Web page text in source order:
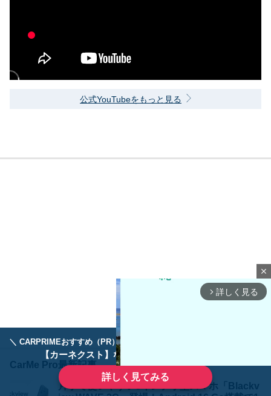
＼ CARPRIMEおすすめ（PR） ／
【カーネクスト】ならどんなクルマも高価買取
詳しく見てみる
公式YouTubeをもっと見る
CarMe Pro最新記事
片手で使いやすい5インチ小型スマホ「Blackv
close
arrow_forward_ios 詳しく見る